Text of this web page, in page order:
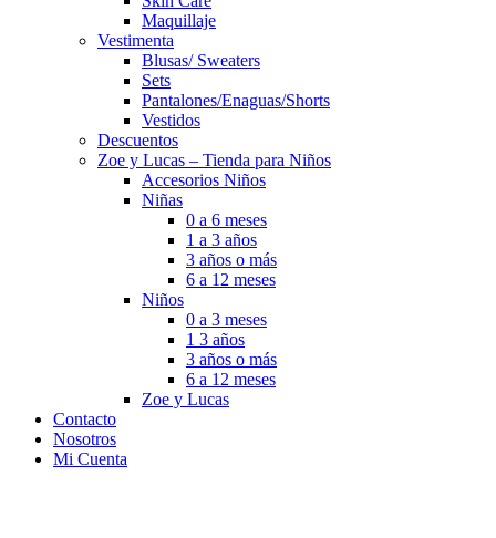
Maquillaje
Vestimenta
Blusas/ Sweaters
Sets
Pantalones/Enaguas/Shorts
Vestidos
Descuentos
Zoe y Lucas – Tienda para Niños
Accesorios Niños
Niñas
0 a 6 meses
1 a 3 años
3 años o más
6 a 12 meses
Niños
0 a 3 meses
1 3 años
3 años o más
6 a 12 meses
Zoe y Lucas
Contacto
Nosotros
Mi Cuenta